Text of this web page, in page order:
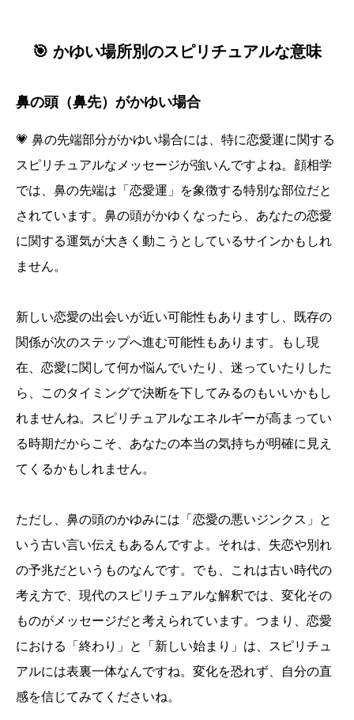
🎯 かゆい場所別のスピリチュアルな意味
鼻の頭（鼻先）がかゆい場合
💗 鼻の先端部分がかゆい場合には、特に恋愛運に関する
スピリチュアルなメッセージが強いんですよね。顔相学
では、鼻の先端は「恋愛運」を象徴する特別な部位だと
されています。鼻の頭がかゆくなったら、あなたの恋愛
に関する運気が大きく動こうとしているサインかもしれ
ません。
新しい恋愛の出会いが近い可能性もありますし、既存の
関係が次のステップへ進む可能性もあります。もし現
在、恋愛に関して何か悩んでいたり、迷っていたりした
ら、このタイミングで決断を下してみるのもいいかもし
れませんね。スピリチュアルなエネルギーが高まってい
る時期だからこそ、あなたの本当の気持ちが明確に見え
てくるかもしれません。
ただし、鼻の頭のかゆみには「恋愛の悪いジンクス」と
いう古い言い伝えもあるんですよ。それは、失恋や別れ
の予兆だというものなんです。でも、これは古い時代の
考え方で、現代のスピリチュアルな解釈では、変化その
ものがメッセージだと考えられています。つまり、恋愛
における「終わり」と「新しい始まり」は、スピリチュ
アルには表裏一体なんですね。変化を恐れず、自分の直
感を信じてみてくださいね。